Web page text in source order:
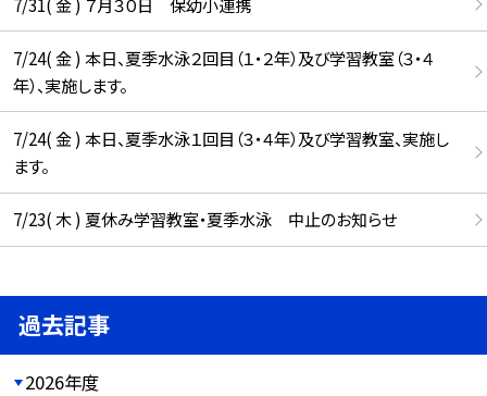
7/24( 金 ) 本日、夏季水泳２回目（１・２年）及び学習教室（３・４
年）、実施します。
7/24( 金 ) 本日、夏季水泳１回目（３・４年）及び学習教室、実施し
ます。
7/23( 木 ) 夏休み学習教室・夏季水泳 中止のお知らせ
過去記事
2026年度